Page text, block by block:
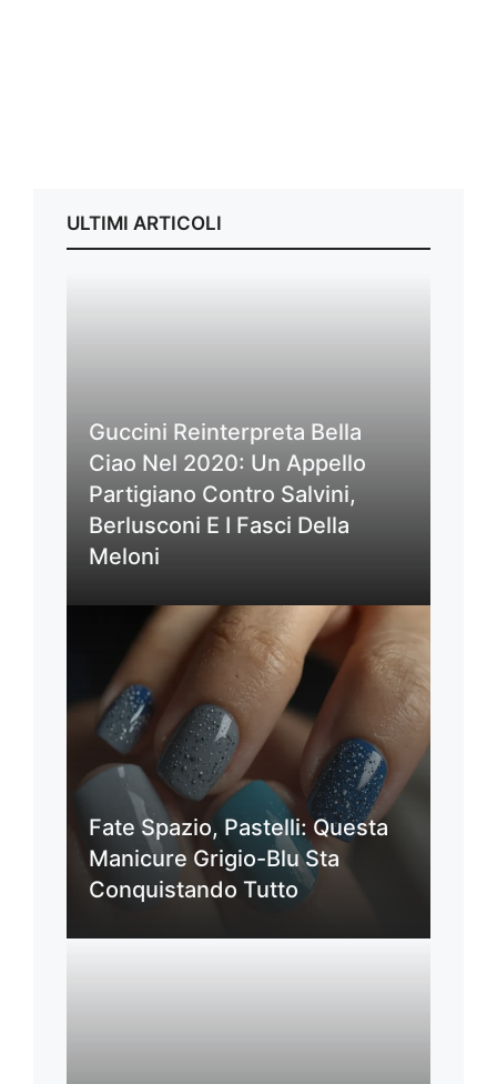
ULTIMI ARTICOLI
Guccini Reinterpreta Bella
Ciao Nel 2020: Un Appello
Partigiano Contro Salvini,
Berlusconi E I Fasci Della
Meloni
Fate Spazio, Pastelli: Questa
Manicure Grigio-Blu Sta
Conquistando Tutto